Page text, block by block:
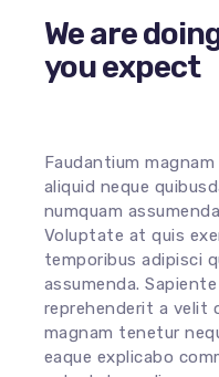
We are
you expect
Faudantium
aliquid neque
numquam
Voluptate at quis
temporibus adipisci
assumenda.
reprehenderit a velit
magnam tenetur
eaque explicabo